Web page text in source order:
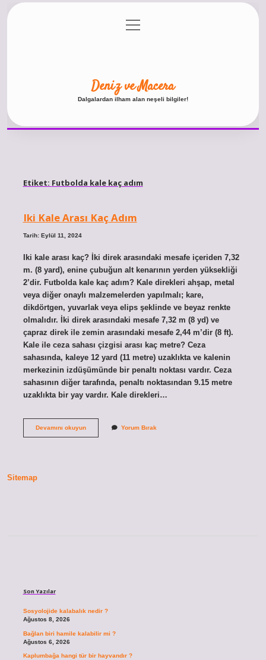
Gizlilik Politikası
menüyü
aç
Deniz ve Macera
Dalgalardan ilham alan neşeli bilgiler!
Etiket: Futbolda kale kaç adım
Iki Kale Arası Kaç Adım
Tarih: Eylül 11, 2024
Iki kale arası kaç? İki direk arasındaki mesafe içeriden 7,32
m. (8 yard), enine çubuğun alt kenarının yerden yüksekliği
2’dir. Futbolda kale kaç adım? Kale direkleri ahşap, metal
veya diğer onaylı malzemelerden yapılmalı; kare,
dikdörtgen, yuvarlak veya elips şeklinde ve beyaz renkte
olmalıdır. İki direk arasındaki mesafe 7,32 m (8 yd) ve
çapraz direk ile zemin arasındaki mesafe 2,44 m’dir (8 ft).
Kale ile ceza sahası çizgisi arası kaç metre? Ceza
sahasında, kaleye 12 yard (11 metre) uzaklıkta ve kalenin
merkezinin izdüşümünde bir penaltı noktası vardır. Ceza
sahasının diğer tarafında, penaltı noktasından 9.15 metre
uzaklıkta bir yay vardır. Kale direkleri…
Devamını okuyunIki
Yorum Bırak
Sitemap
Son Yazılar
Sosyolojide kalabalık nedir ?
Ağustos 8, 2026
Bağlan biri hamile kalabilir mi ?
Ağustos 6, 2026
Kaplumbağa hangi tür bir hayvandır ?